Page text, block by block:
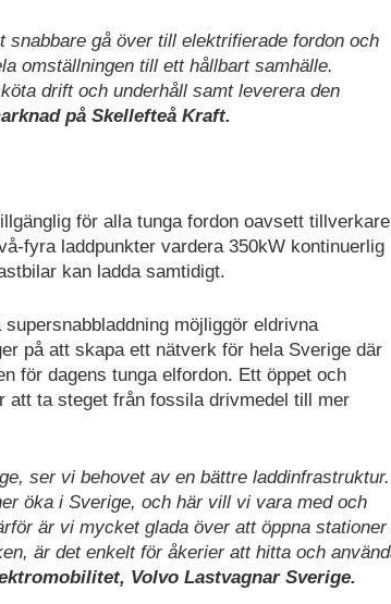
gå över till elektrifierade fordon och
omställningen till ett hållbart samhälle.
drift och underhåll samt leverera den
på Skellefteå Kraft.
för alla tunga fordon oavsett
fyra laddpunkter vardera 350kW kontinuerlig
kan ladda samtidigt.
möjliggör eldrivna
på att skapa ett nätverk för hela Sverige där
för dagens tunga elfordon. Ett öppet och
att ta steget från fossila drivmedel till mer
ser vi behovet av en bättre laddinfrastruktur.
öka i Sverige, och här vill vi vara med och
är vi mycket glada över att öppna stationer
är det enkelt för åkerier att hitta och
Volvo Lastvagnar Sverige.